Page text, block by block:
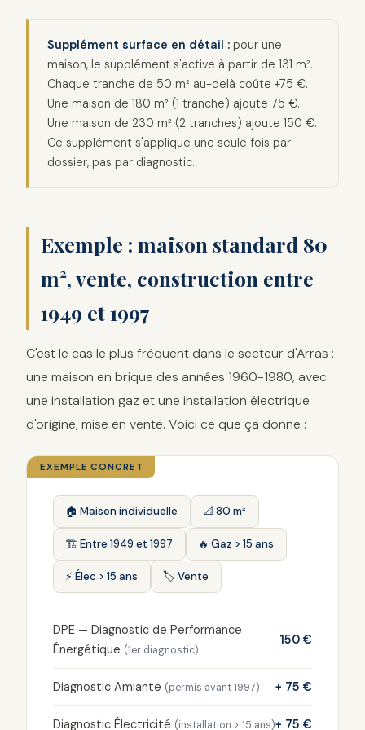
Supplément surface en détail : pour une
maison, le supplément s'active à partir de 131 m².
Chaque tranche de 50 m² au-delà coûte +75 €.
Une maison de 180 m² (1 tranche) ajoute 75 €.
Une maison de 230 m² (2 tranches) ajoute 150 €.
Ce supplément s'applique une seule fois par
dossier, pas par diagnostic.
Exemple : maison standard 80
m², vente, construction entre
1949 et 1997
C'est le cas le plus fréquent dans le secteur d'Arras :
une maison en brique des années 1960-1980, avec
une installation gaz et une installation électrique
d'origine, mise en vente. Voici ce que ça donne :
🏠 Maison individuelle 📐 80 m²
🏗️ Entre 1949 et 1997 🔥 Gaz > 15 ans
⚡ Élec > 15 ans 🏷️ Vente
DPE — Diagnostic de Performance
Énergétique (1er diagnostic)
150 €
Diagnostic Amiante (permis avant 1997) + 75 €
Diagnostic Électricité (installation > 15 ans)+ 75 €